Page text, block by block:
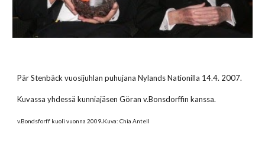
Pär Stenbäck vuosijuhlan puhujana Nylands Nationilla 14.4. 2007.
Kuvassa yhdessä kunniajäsen Göran v.Bonsdorffin kanssa.
v.Bondsforff kuoli vuonna 2009.Kuva: Chia Antell